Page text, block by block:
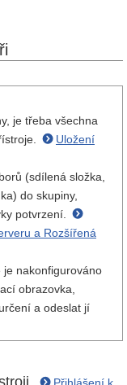
je třeba všechna
Uložení
(sdílená složka,
do skupiny,
potvrzení.
a Rozšířená
nakonfigurováno
obrazovka,
a odeslat jí